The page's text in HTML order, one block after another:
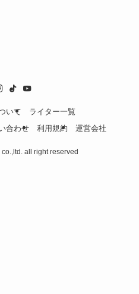
いて
ライター一覧
合わせ
利用規約 運営会社
all right reserved